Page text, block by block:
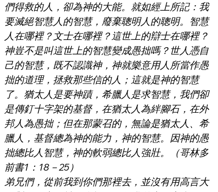
們得救的人，卻為神的大能。就如經上所記：我
要滅絕智慧人的智慧，廢棄聰明人的聰明。智慧
人在哪裡？文士在哪裡？這世上的辯士在哪裡？
神豈不是叫這世上的智慧變成愚拙嗎？世人憑自
己的智慧，既不認識神，神就樂意用人所當作愚
拙的道理，拯救那些信的人；這就是神的智慧
了。猶太人是要神蹟，希臘人是求智慧，我們卻
是傳釘十字架的基督，在猶太人為絆腳石，在外
邦人為愚拙；但在那蒙召的，無論是猶太人、希
臘人，基督總為神的能力，神的智慧。因神的愚
拙總比人智慧，神的軟弱總比人強壯。（哥林多
前書1：18－25）
弟兄們，從前我到你們那裡去，並沒有用高言大